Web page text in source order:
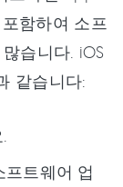
함하여 소프
습니다. iOS
같습니다:
트웨어 업